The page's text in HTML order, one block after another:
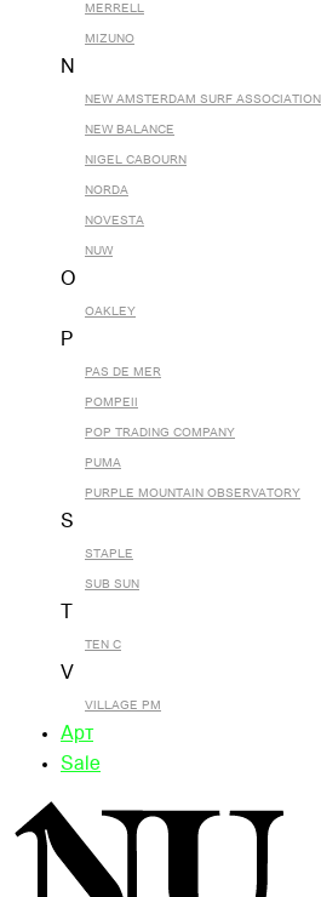
MERRELL
MIZUNO
N
NEW AMSTERDAM SURF ASSOCIATION
NEW BALANCE
NIGEL CABOURN
NORDA
NOVESTA
NUW
O
OAKLEY
P
PAS DE MER
POMPEII
POP TRADING COMPANY
PUMA
PURPLE MOUNTAIN OBSERVATORY
S
STAPLE
SUB SUN
TEN C
V
VILLAGE PM
Арт
Sale